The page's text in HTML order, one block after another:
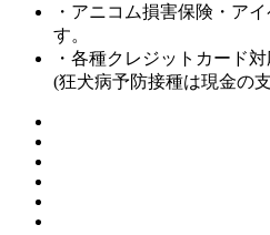
・アニコム損害保険・ア
す。
・各種クレジットカード
(狂犬病予防接種は現金の